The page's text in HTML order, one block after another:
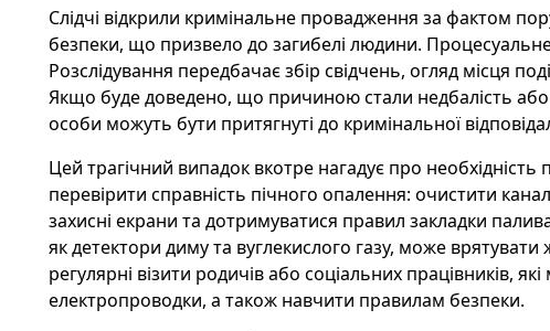
Слідчі відкрили кримінальне провадження за фактом
безпеки, що призвело до загибелі людини.
Розслідування передбачає збір свідчень, огляд місця
Якщо буде доведено, що причиною стали недбалість
особи можуть бути притягнуті до кримінальної
Цей трагічний випадок вкотре нагадує про
перевірити справність пічного опалення: очистити
захисні екрани та дотримуватися правил закладки
як детектори диму та вуглекислого газу, може
регулярні візити родичів або соціальних працівників,
електропроводки, а також навчити правилам безпеки.